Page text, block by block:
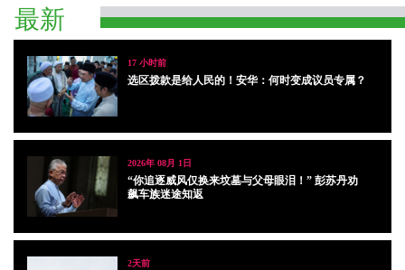
最新
17 小时前
选区拨款是给人民的！安华：何时变成议员专属？
2026年 08月 1日
“你追逐威风仅换来坟墓与父母眼泪！” 彭苏丹劝
飙车族迷途知返
2天前